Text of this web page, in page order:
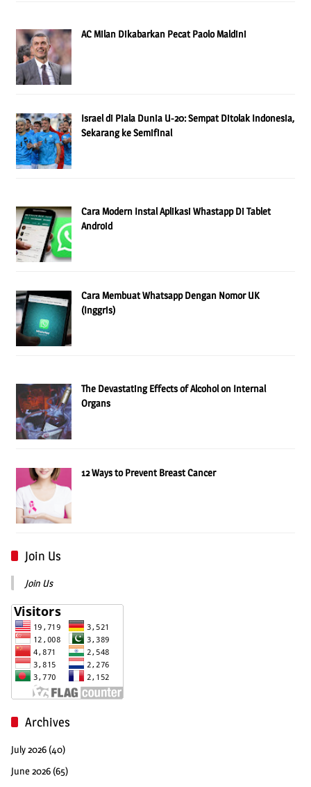
AC Milan Dikabarkan Pecat Paolo Maldini
Israel di Piala Dunia U-20: Sempat Ditolak Indonesia,
Sekarang ke Semifinal
Cara Modern Instal Aplikasi Whastapp Di Tablet
Android
Cara Membuat Whatsapp Dengan Nomor UK
(Inggris)
The Devastating Effects of Alcohol on Internal
Organs
12 Ways to Prevent Breast Cancer
Join Us
Join Us
Archives
July 2026 (40)
June 2026 (65)